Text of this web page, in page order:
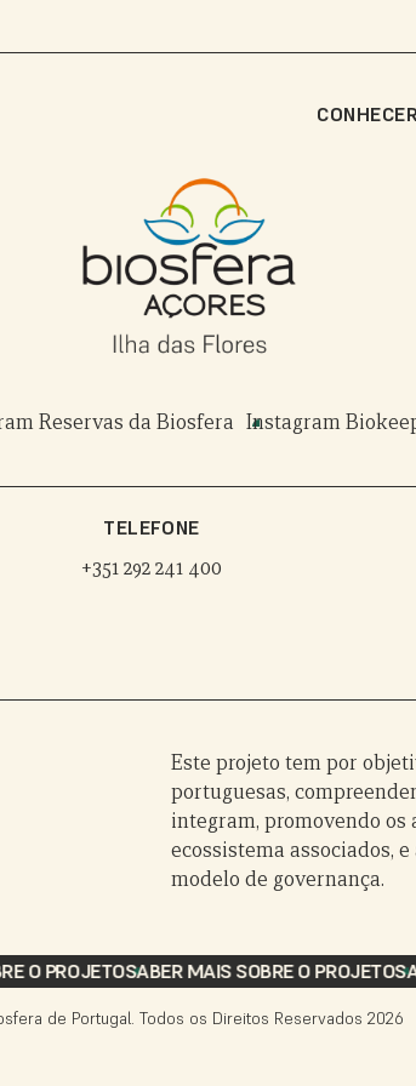
CONHECER
Reservas da Biosfera Instagram
TELEFONE
+351 292 241 400
Este projeto tem por
portuguesas,
integram, promovendo
ecossistema associados,
modelo de governança.
O PROJETOSABER MAIS SOBRE O PROJETO
de Portugal. Todos os Direitos Reservados 2026